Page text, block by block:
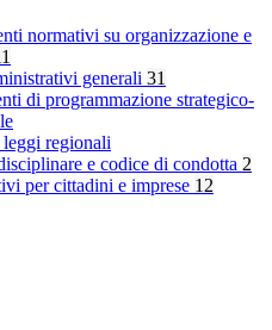
normativi su organizzazione e
generali 31
di programmazione strategico-
leggi regionali
e codice di condotta 2
per cittadini e imprese 12